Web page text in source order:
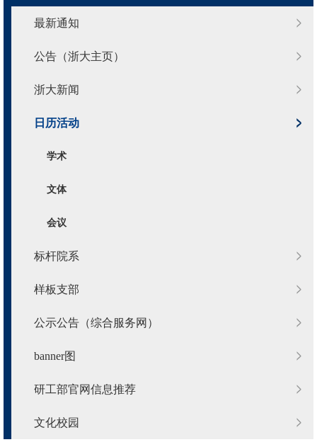
最新通知
公告（浙大主页）
浙大新闻
日历活动
学术
文体
会议
标杆院系
样板支部
公示公告（综合服务网）
banner图
研工部官网信息推荐
文化校园